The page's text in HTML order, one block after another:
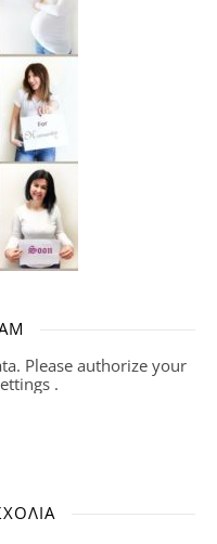
Please authorize your
.